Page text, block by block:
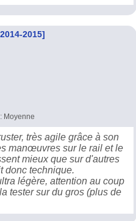
2015]
Moyenne
très agile grâce à son
manœuvres sur le rail et le
mieux que sur d'autres
donc technique.
légère, attention au coup
tester sur du gros (plus de